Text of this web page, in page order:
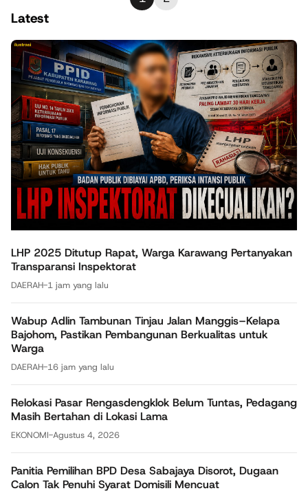
Latest
LHP 2025 Ditutup Rapat, Warga Karawang Pertanyakan
Transparansi Inspektorat
DAERAH-1 jam yang lalu
Wabup Adlin Tambunan Tinjau Jalan Manggis–Kelapa
Bajohom, Pastikan Pembangunan Berkualitas untuk
Warga
DAERAH-16 jam yang lalu
Relokasi Pasar Rengasdengklok Belum Tuntas, Pedagang
Masih Bertahan di Lokasi Lama
EKONOMI-Agustus 4, 2026
Panitia Pemilihan BPD Desa Sabajaya Disorot, Dugaan
Calon Tak Penuhi Syarat Domisili Mencuat